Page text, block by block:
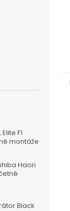
F1
montáže
Haori
Black